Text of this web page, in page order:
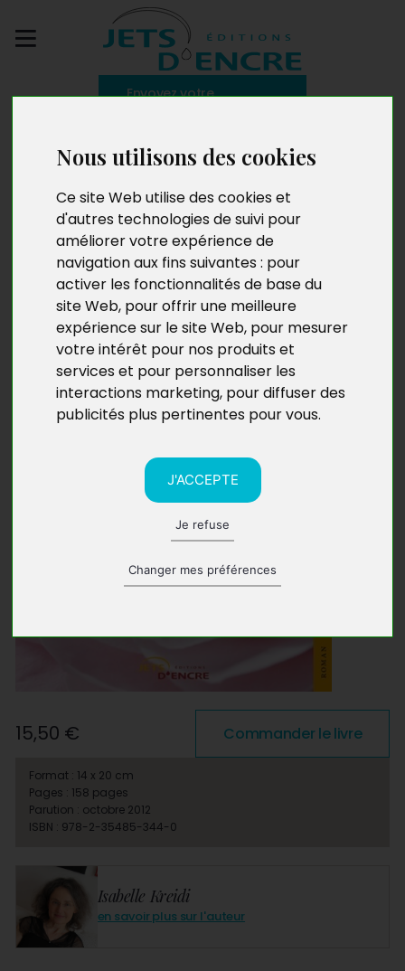
Nous utilisons des cookies
Ce site Web utilise des cookies et
d'autres technologies de suivi pour
améliorer votre expérience de
navigation aux fins suivantes : pour
activer les fonctionnalités de base du
site Web, pour offrir une meilleure
expérience sur le site Web, pour mesurer
votre intérêt pour nos produits et
services et pour personnaliser les
interactions marketing, pour diffuser des
publicités plus pertinentes pour vous.
J'ACCEPTE
Je refuse
Changer mes préférences
Envoyez votre
Chants d'aurore
Isabelle Kreidi
en savoir plus sur l'auteur
15,50 € Commander le livre
Format : 14 x 20 cm
Pages : 158 pages
Parution : octobre 2012
ISBN : 978-2-35485-344-0